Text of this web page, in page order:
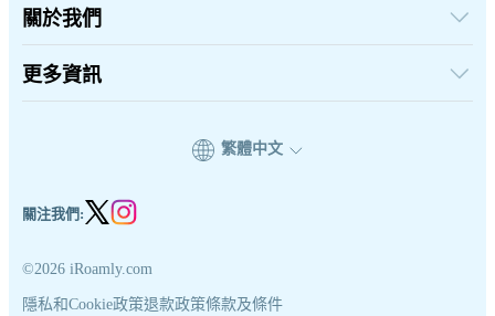
泰國
日本
義大利
印度
推薦及賺取
聯盟計劃
關於我們
關於iRoamly
聯絡我們
更多資訊
支援中心
eSIM 知識
©2026 iRoamly.com
隱私和Cookie政策退款政策條款及條件
繁體中文
關注我們: